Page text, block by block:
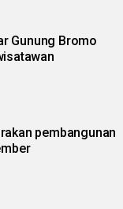
Gunung Bromo
pembangunan